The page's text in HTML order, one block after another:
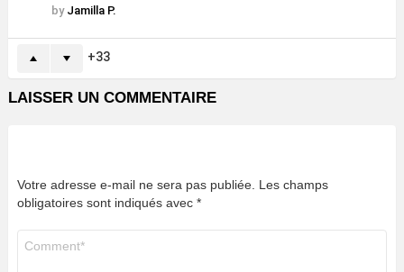
by Jamilla P.
33
LAISSER UN COMMENTAIRE
Votre adresse e-mail ne sera pas publiée. Les champs
obligatoires sont indiqués avec *